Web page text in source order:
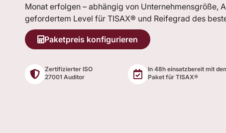
Monat erfolgen – abhängig von Unternehmensgröße,
gefordertem Level für TISAX® und Reifegrad des
Paketpreis konfigurieren
Zertifizierter ISO
27001 Auditor
In 48h einsatzbereit mit
Paket für TISAX®